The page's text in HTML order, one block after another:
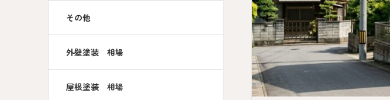
その他
外壁塗装 相場
屋根塗装 相場